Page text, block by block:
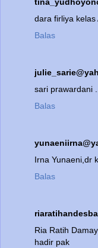
dara firliya kelas
Balas
sari prawardani
Balas
Irna Yunaeni,dr
Balas
Ria Ratih
hadir pak